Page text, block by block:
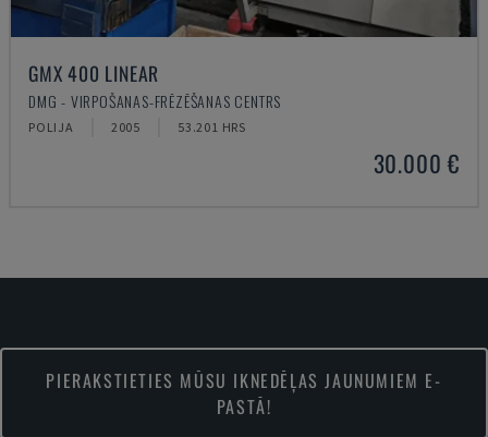
GMX 400 LINEAR
DMG - VIRPOŠANAS-FRĒZĒŠANAS CENTRS
POLIJA 2005 53.201 HRS
30.000 €
PIERAKSTIETIES MŪSU IKNEDĒĻAS JAUNUMIEM E-
PASTĀ!